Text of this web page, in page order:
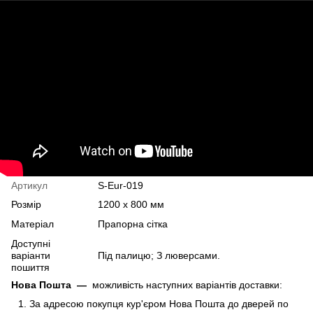
Артикул
S-Eur-019
Розмір
1200 х 800 мм
Матеріал
Прапорна сітка
Доступні
варіанти
пошиття
Під палицю; З люверсами.
Нова Пошта — можливість наступних варіантів доставки:
За адресою покупця кур'єром Нова Пошта до дверей по